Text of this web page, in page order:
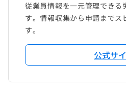
従業員情報を一元管理できる
す。情報収集から申請までス
す。
公式サ